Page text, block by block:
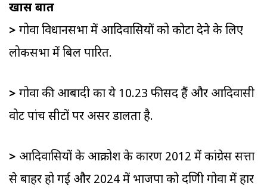
खास बातें
> गोवा विधानसभा में आदिवासियों को कोटा देने के लिए
लोकसभा में बिल पारित.
> गोवा की आबादी का ये 10.23 फीसद हैं और आदिवासी
वोट पांच सीटों पर असर डालता है.
> आदिवासियों के आक्रोश के कारण 2012 में कांग्रेस सत्ता
से बाहर हो गई और 2024 में भाजपा को दक्षिणी गोवा में हार